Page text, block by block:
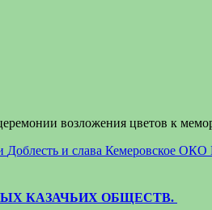
возложения цветов к
Доблесть и слава Кемеровское ОКО
КАЗАЧЬИХ ОБЩЕСТВ.